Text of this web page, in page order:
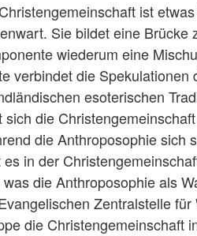
ist
Sie bildet eine Brücke
wiederum eine
verbindet die
esoterischen
sich die
die Anthroposophie sich
es in der
die Anthroposophie als
Zentralstelle
die Christengemeinschaft